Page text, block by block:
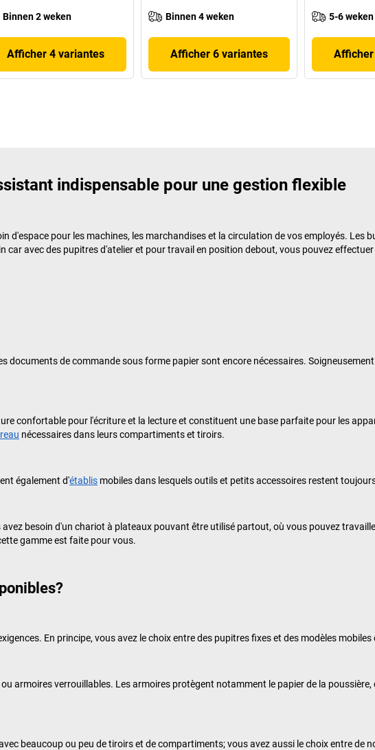
Binnen 2 weken
Afficher 4 variantes
Binnen 4 weken
Afficher 6 variantes
5-6 weken
indispensable pour une gestion flexible
d'espace pour les machines, les marchandises et la circulation de vos employés. Les
car avec des pupitres d'atelier et pour travail en position debout, vous pouvez
documents de commande sous forme papier sont encore nécessaires.
confortable pour l'écriture et la lecture et constituent une base parfaite pour les
nécessaires dans leurs compartiments et tiroirs.
également d'établis mobiles dans lesquels outils et petits accessoires restent
besoin d'un chariot à plateaux pouvant être utilisé partout, où vous pouvez
gamme est faite pour vous.
En principe, vous avez le choix entre des pupitres fixes et des modèles mobiles
armoires verrouillables. Les armoires protègent notamment le papier de la
beaucoup ou peu de tiroirs et de compartiments; vous avez aussi le choix entre de